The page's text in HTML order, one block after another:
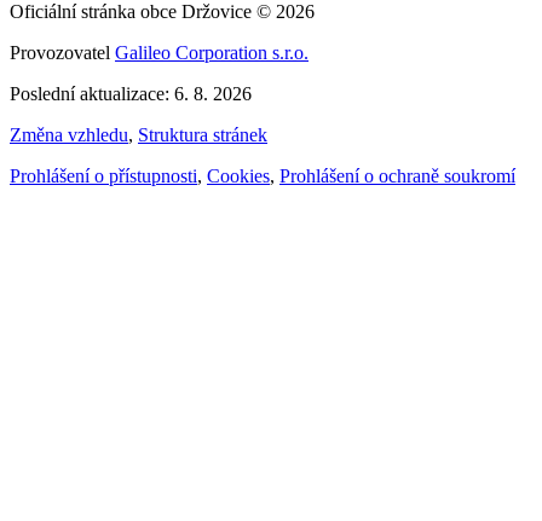
Oficiální stránka obce Držovice © 2026
Provozovatel Galileo Corporation s.r.o.
Poslední aktualizace: 6. 8. 2026
Změna vzhledu, Struktura stránek
Prohlášení o přístupnosti, Cookies, Prohlášení o ochraně soukromí